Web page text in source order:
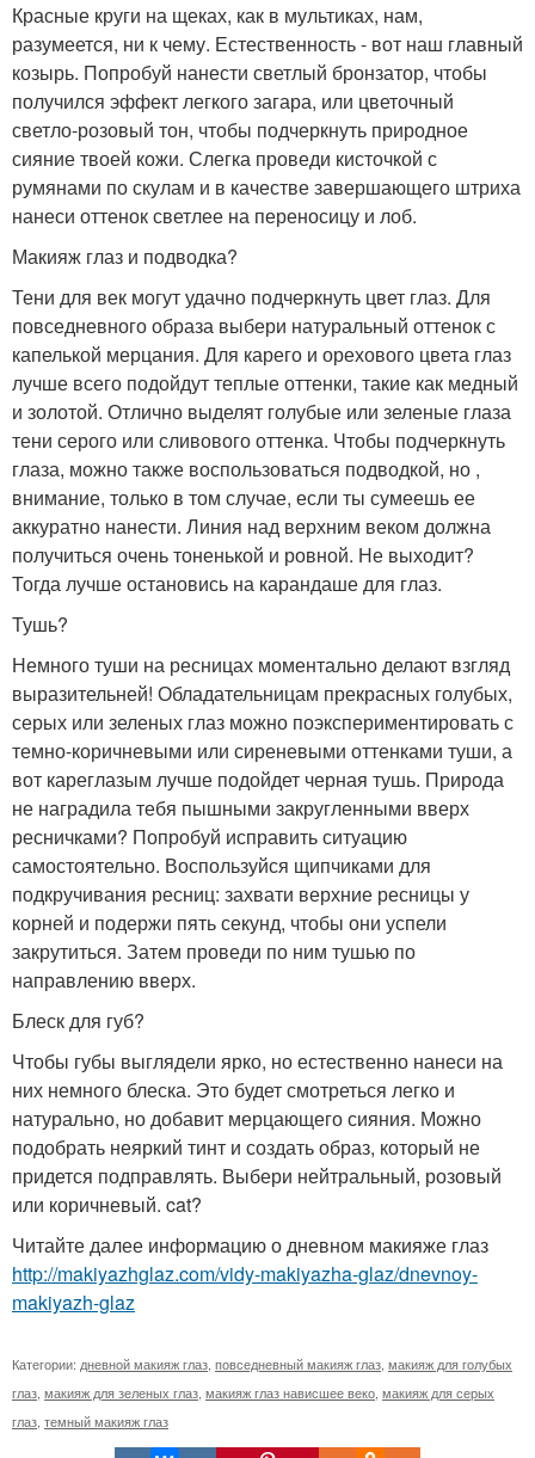
Красные круги на щеках, как в мультиках, нам,
разумеется, ни к чему. Естественность - вот наш главный
козырь. Попробуй нанести светлый бронзатор, чтобы
получился эффект легкого загара, или цветочный
светло-розовый тон, чтобы подчеркнуть природное
сияние твоей кожи. Слегка проведи кисточкой с
румянами по скулам и в качестве завершающего штриха
нанеси оттенок светлее на переносицу и лоб.
Макияж глаз и подводка?
Тени для век могут удачно подчеркнуть цвет глаз. Для
повседневного образа выбери натуральный оттенок с
капелькой мерцания. Для карего и орехового цвета глаз
лучше всего подойдут теплые оттенки, такие как медный
и золотой. Отлично выделят голубые или зеленые глаза
тени серого или сливового оттенка. Чтобы подчеркнуть
глаза, можно также воспользоваться подводкой, но ,
внимание, только в том случае, если ты сумеешь ее
аккуратно нанести. Линия над верхним веком должна
получиться очень тоненькой и ровной. Не выходит?
Тогда лучше остановись на карандаше для глаз.
Тушь?
Немного туши на ресницах моментально делают взгляд
выразительней! Обладательницам прекрасных голубых,
серых или зеленых глаз можно поэкспериментировать с
темно-коричневыми или сиреневыми оттенками туши, а
вот кареглазым лучше подойдет черная тушь. Природа
не наградила тебя пышными закругленными вверх
ресничками? Попробуй исправить ситуацию
самостоятельно. Воспользуйся щипчиками для
подкручивания ресниц: захвати верхние ресницы у
корней и подержи пять секунд, чтобы они успели
закрутиться. Затем проведи по ним тушью по
направлению вверх.
Блеск для губ?
Чтобы губы выглядели ярко, но естественно нанеси на
них немного блеска. Это будет смотреться легко и
натурально, но добавит мерцающего сияния. Можно
подобрать неяркий тинт и создать образ, который не
придется подправлять. Выбери нейтральный, розовый
или коричневый. cat?
Читайте далее информацию о дневном макияже глаз
http://makiyazhglaz.com/vidy-makiyazha-glaz/dnevnoy-
makiyazh-glaz
Категории: дневной макияж глаз повседневный макияж глаз макияж для голубых
глаз макияж для зеленых глаз макияж глаз нависшее веко макияж для серых
глаз темный макияж глаз